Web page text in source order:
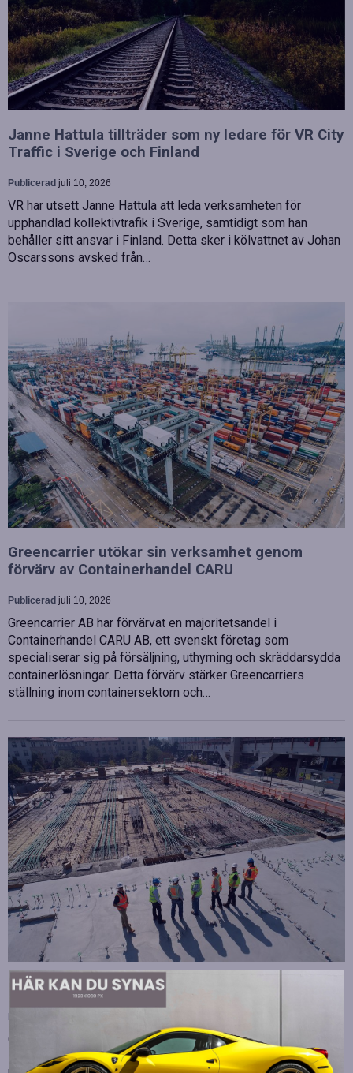
Janne Hattula tillträder som ny ledare för VR City
Traffic i Sverige och Finland
Publicerad juli 10, 2026
VR har utsett Janne Hattula att leda verksamheten för
upphandlad kollektivtrafik i Sverige, samtidigt som han
behåller sitt ansvar i Finland. Detta sker i kölvattnet av Johan
Oscarssons avsked från…
Greencarrier utökar sin verksamhet genom
förvärv av Containerhandel CARU
Publicerad juli 10, 2026
Greencarrier AB har förvärvat en majoritetsandel i
Containerhandel CARU AB, ett svenskt företag som
specialiserar sig på försäljning, uthyrning och skräddarsydda
containerlösningar. Detta förvärv stärker Greencarriers
ställning inom containersektorn och…
Strategiska tillskott till OHLA Sveriges ledning
OHLA Sverige stärker sin ledningsgrupp genom att anställa
Malin Bergman som HR-chef och María Vazquez som